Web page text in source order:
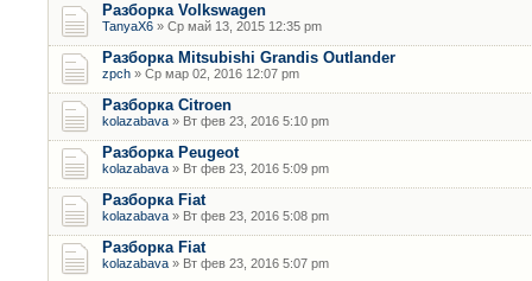
Разборка Volkswagen
TanyaX6 » Ср май 13, 2015 12:35 pm
Разборка Mitsubishi Grandis Outlander
zpch » Ср мар 02, 2016 12:07 pm
Разборка Citroen
kolazabava » Вт фев 23, 2016 5:10 pm
Разборка Peugeot
kolazabava » Вт фев 23, 2016 5:09 pm
Разборка Fiat
kolazabava » Вт фев 23, 2016 5:08 pm
Разборка Fiat
kolazabava » Вт фев 23, 2016 5:07 pm